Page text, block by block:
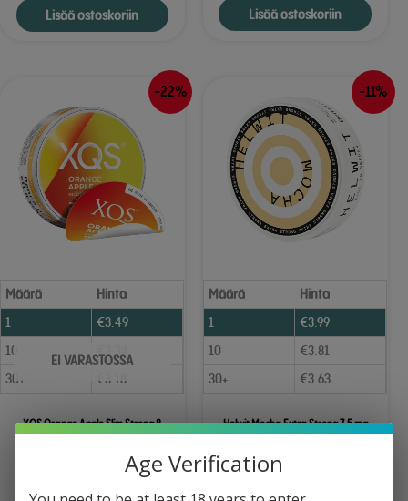
Lisää ostoskoriin Lisää ostoskoriin
-22%
Määrä
Hinta
1
€3.49
10
€3.34
30+
€3.18
EI VARASTOSSA
XQS Orange Apple Slim Strong 8
-11%
Määrä
Hinta
1
€3.99
10
€3.81
30+
€3.63
Helwit Mocha Extra Strong 7.5 mg
Age Verification